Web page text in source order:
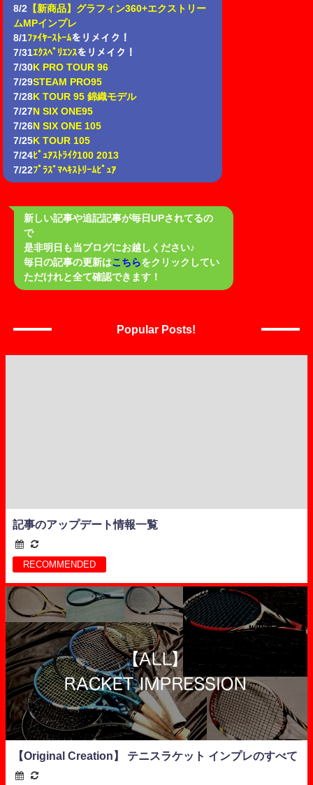
8/2 【新商品】グラフィン360+エクストリー
ムMPインプレ
8/1 ﾌｧｲﾔｰｽﾄｰﾑをリメイク！
7/31ｴｸｽﾍﾟﾘｴﾝｽをリメイク！
7/30K PRO TOUR 96
7/29STEAM PRO95
7/28K TOUR 95 錦織モデル
7/27N SIX ONE95
7/26N SIX ONE 105
7/25K TOUR 105
7/24ﾋﾟｭｱｽﾄﾗｲｸ100 2013
7/22ﾌﾟﾗｽﾞﾏﾍｷｽﾄﾘｰﾑﾋﾟｭｱ
新しい記事や追記記事が毎日UPされてるの
で
是非明日も当ブログにお越しください♪
毎日の記事の更新はこちらをクリックしてい
ただけれと全て確認できます！
Popular Posts!
記事のアップデート情報一覧
RECOMMENDED
【Original Creation】 テニスラケット インプレのすべて